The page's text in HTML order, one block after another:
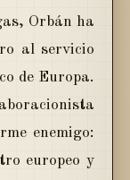
Orbán ha
al servicio
de Europa.
enemigo:
europeo y